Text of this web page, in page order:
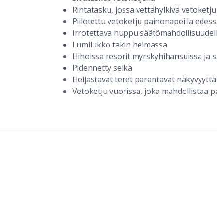
Rintatasku, jossa vettähylkivä vetoketju
Piilotettu vetoketju painonapeilla
Irrotettava huppu
Lumilukko takin helmassa
Hihoissa resorit myrskyhihansuissa ja
Pidennetty selkä
Heijastavat teret parantavat näkyvyyttä
Vetoketju vuorissa, joka mahdollistaa